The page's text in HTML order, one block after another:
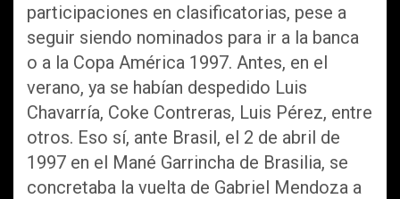
participaciones en clasificatorias, pese a
seguir siendo nominados para ir a la banca
o a la Copa América 1997. Antes, en el
verano, ya se habían despedido Luis
Chavarría, Coke Contreras, Luis Pérez, entre
otros. Eso sí, ante Brasil, el 2 de abril de
1997 en el Mané Garrincha de Brasilia, se
concretaba la vuelta de Gabriel Mendoza a